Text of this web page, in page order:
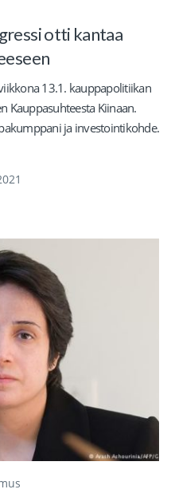
otti kantaa
13.1. kauppapolitiikan
Kauppasuhteesta Kiinaan.
ja investointikohde.